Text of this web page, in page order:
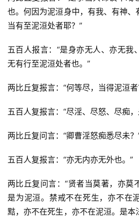
也。何因为泥洹身中，有我、有神、
当有至泥洹处者耶？”
五百人报言：“是身亦无人、亦无我
无有行至泥洹处者也。”
两比丘复报言：“何等尽，当得泥洹者
五百人复报言：“尽淫、尽怒、尽痴
两比丘复问言：“卿曹淫怒痴悉尽未？
五百人复报言：“亦无内亦无外也。”
两比丘复问言：“贤者当莫著，亦莫
是为泥洹。禁戒不在死生，亦不在
黠，亦不在死生，亦不在泥洹。是本